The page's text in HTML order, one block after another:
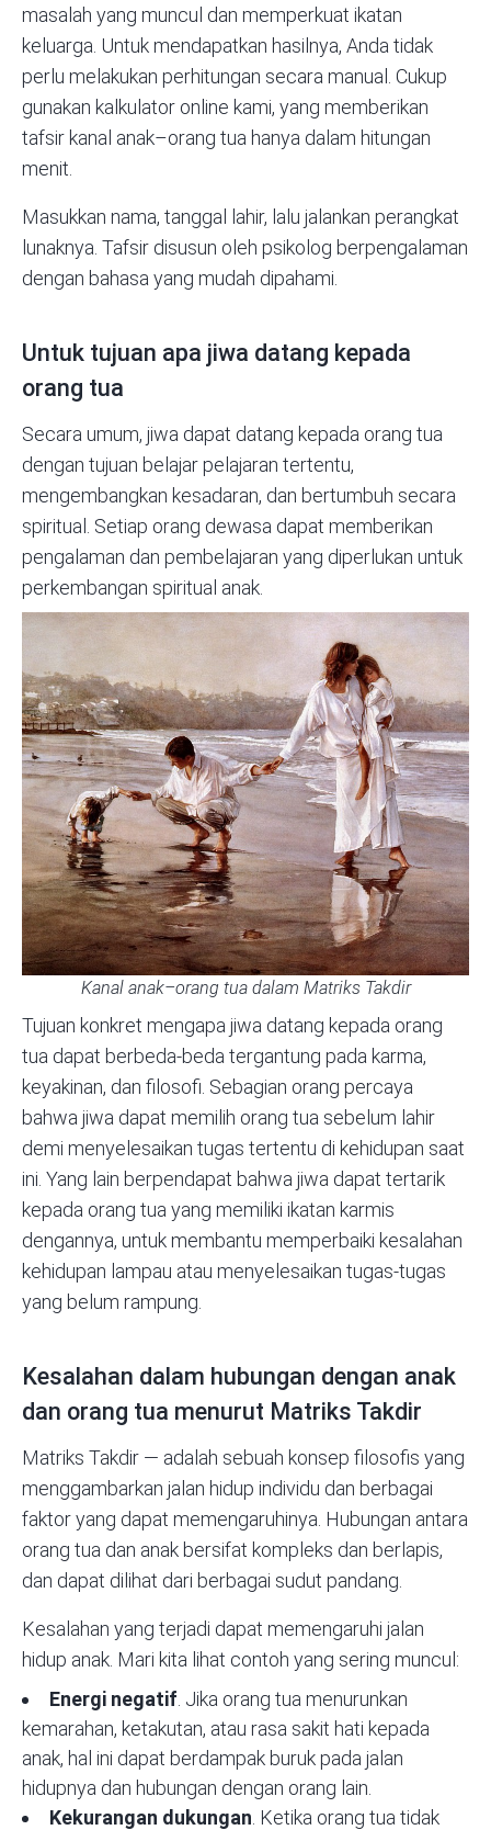
masalah yang muncul dan memperkuat ikatan
keluarga. Untuk mendapatkan hasilnya, Anda tidak
perlu melakukan perhitungan secara manual. Cukup
gunakan kalkulator online kami, yang memberikan
tafsir kanal anak–orang tua hanya dalam hitungan
menit.
Masukkan nama, tanggal lahir, lalu jalankan perangkat
lunaknya. Tafsir disusun oleh psikolog berpengalaman
dengan bahasa yang mudah dipahami.
Untuk tujuan apa jiwa datang kepada
orang tua
Secara umum, jiwa dapat datang kepada orang tua
dengan tujuan belajar pelajaran tertentu,
mengembangkan kesadaran, dan bertumbuh secara
spiritual . Setiap orang dewasa dapat memberikan
pengalaman dan pembelajaran yang diperlukan untuk
perkembangan spiritual anak.
Kanal anak–orang tua dalam Matriks Takdir
Tujuan konkret mengapa jiwa datang kepada orang
tua dapat berbeda-beda tergantung pada karma,
keyakinan, dan filosofi. Sebagian orang percaya
bahwa jiwa dapat memilih orang tua sebelum lahir
demi menyelesaikan tugas tertentu di kehidupan saat
ini. Yang lain berpendapat bahwa jiwa dapat tertarik
kepada orang tua yang memiliki ikatan karmis
dengannya, untuk membantu memperbaiki kesalahan
kehidupan lampau atau menyelesaikan tugas-tugas
yang belum rampung.
Kesalahan dalam hubungan dengan anak
dan orang tua menurut Matriks Takdir
Matriks Takdir — adalah sebuah konsep filosofis yang
menggambarkan jalan hidup individu dan berbagai
faktor yang dapat memengaruhinya. Hubungan antara
orang tua dan anak bersifat kompleks dan berlapis,
dan dapat dilihat dari berbagai sudut pandang.
Kesalahan yang terjadi dapat memengaruhi jalan
hidup anak. Mari kita lihat contoh yang sering muncul:
Energi negatif . Jika orang tua menurunkan
kemarahan, ketakutan, atau rasa sakit hati kepada
anak, hal ini dapat berdampak buruk pada jalan
hidupnya dan hubungan dengan orang lain.
Kekurangan dukungan . Ketika orang tua tidak